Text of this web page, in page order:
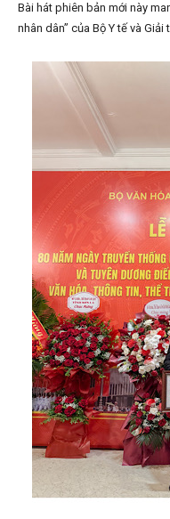
Bài hát phiên bản mới này
nhân dân” của Bộ Y tế và